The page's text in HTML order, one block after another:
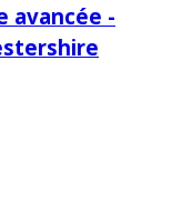
avancée -